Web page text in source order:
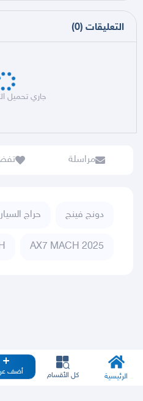
التعليقات (
0
)
جاري تحميل
مراسلة
دونج فينج حراج
AX7 MACH 2025
الرئيسية كل الأقسام أضف